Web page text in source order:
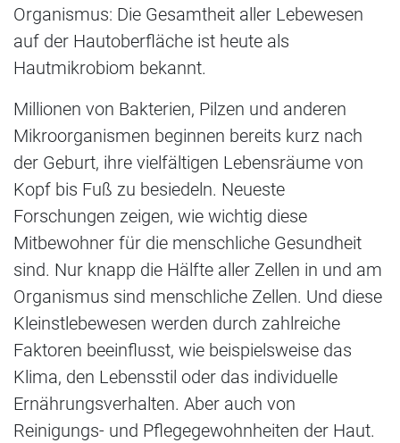
Organismus: Die Gesamtheit aller Lebewesen
auf der Hautoberfläche ist heute als
Hautmikrobiom bekannt.
Millionen von Bakterien, Pilzen und anderen
Mikroorganismen beginnen bereits kurz nach
der Geburt, ihre vielfältigen Lebensräume von
Kopf bis Fuß zu besiedeln. Neueste
Forschungen zeigen, wie wichtig diese
Mitbewohner für die menschliche Gesundheit
sind. Nur knapp die Hälfte aller Zellen in und am
Organismus sind menschliche Zellen. Und diese
Kleinstlebewesen werden durch zahlreiche
Faktoren beeinflusst, wie beispielsweise das
Klima, den Lebensstil oder das individuelle
Ernährungsverhalten. Aber auch von
Reinigungs- und Pflegegewohnheiten der Haut.